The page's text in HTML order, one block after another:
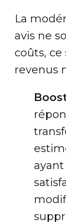
La
avis ne
coûts,
revenus